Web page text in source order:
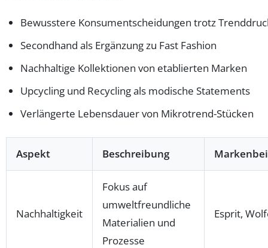
Bewusstere Konsumentscheidungen trotz
Secondhand als Ergänzung zu Fast Fashion
Nachhaltige Kollektionen von etablierten Marken
Upcycling und Recycling als modische Statements
Verlängerte Lebensdauer von Mikrotrend-Stücken
Aspekt Beschreibung
Nachhaltigkeit
Fokus auf
umweltfreundliche
Materialien und
Prozesse
Esprit,